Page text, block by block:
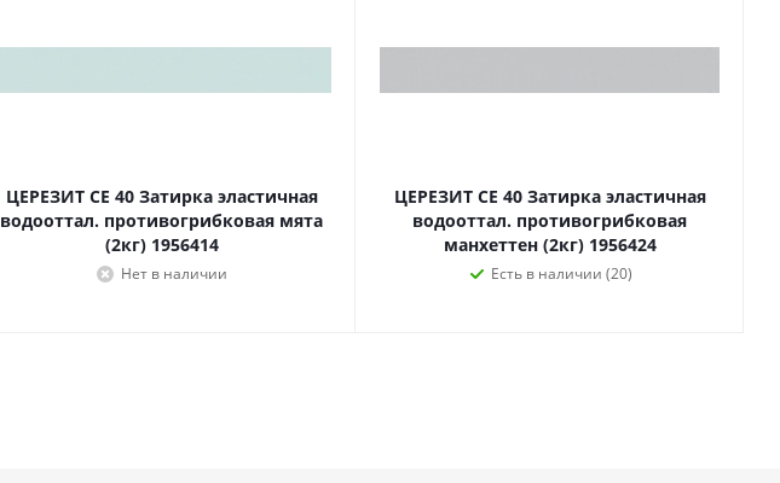
ЦЕРЕЗИТ CE 40 Затирка эластичная
водооттал. противогрибковая мята
(2кг) 1956414
Нет в наличии
ЦЕРЕЗИТ CE 40 Затирка эластичная
водооттал. противогрибковая
манхеттен (2кг) 1956424
Есть в наличии (20)